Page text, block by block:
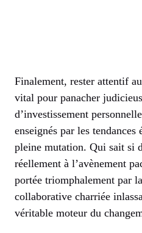
Finalement, rester attentif
vital pour panacher
d’investissement
enseignés par les
pleine mutation. Qui sait si
réellement à l’avènement
portée triomphalement par
collaborative charriée
véritable moteur du